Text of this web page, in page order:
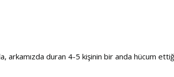
arkamızda duran 4-5 kişinin bir anda hücum